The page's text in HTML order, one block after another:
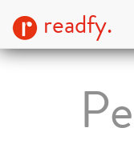
readfy.